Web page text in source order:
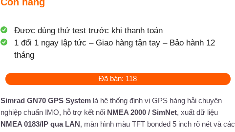
Được dùng thử test trước khi thanh toán
1 đổi 1 ngay lập tức – Giao hàng tận tay – Bảo hành 12
tháng
Đã bán: 118
Simrad GN70 GPS Systemlà hệ thống định vị GPS hàng hải chuyên
nghiệp chuẩn IMO, hỗ trợ kết nối NMEA 2000 / SimNet, xuất dữ liệu
NMEA 0183/IP qua LAN, màn hình màu TFT bonded 5 inch rõ nét và các